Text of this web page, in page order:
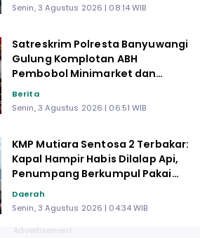
Senin, 3 Agustus 2026 | 08:14 WIB
Satreskrim Polresta Banyuwangi
Gulung Komplotan ABH
Pembobol Minimarket dan
Sekolah, 5 Pelaku Ditangkap
Berita
Senin, 3 Agustus 2026 | 06:51 WIB
KMP Mutiara Sentosa 2 Terbakar:
Kapal Hampir Habis Dilalap Api,
Penumpang Berkumpul Pakai
Pelampung Tunggu Evakuasi
Daerah
Senin, 3 Agustus 2026 | 04:34 WIB